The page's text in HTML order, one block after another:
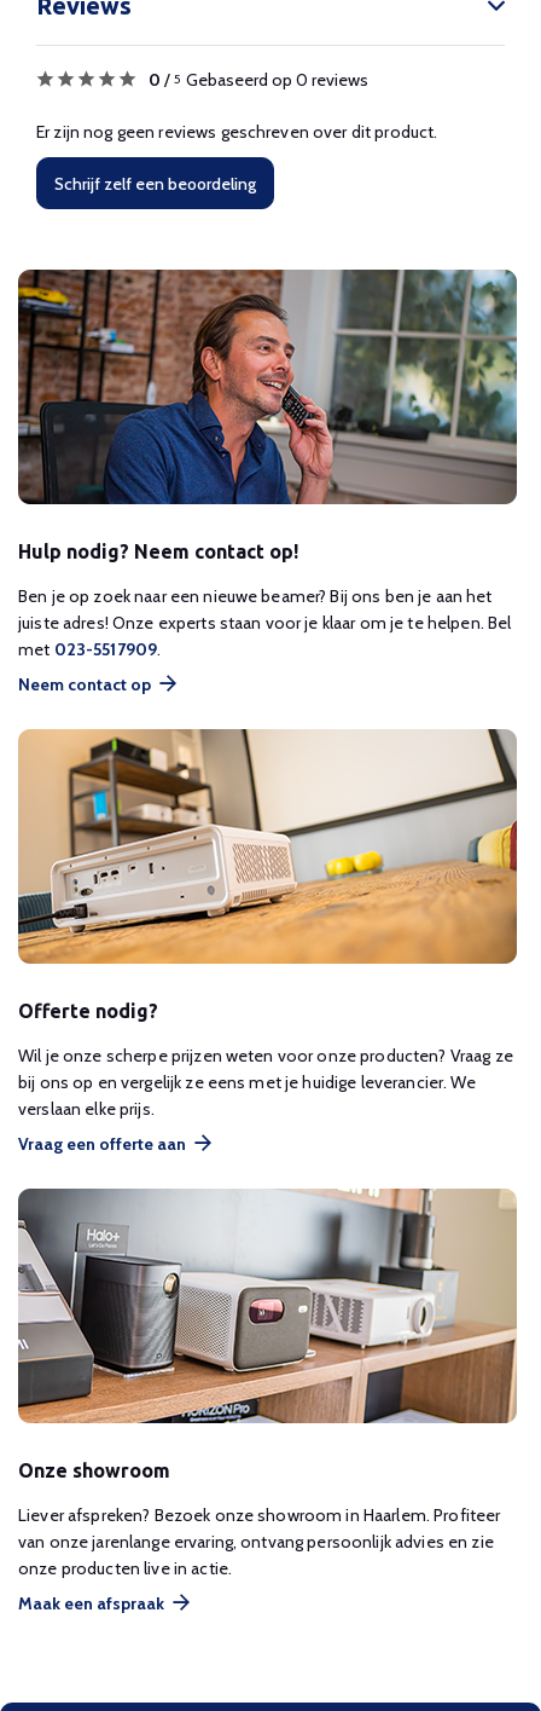
0 / 5 Gebaseerd op 0 reviews
Er zijn nog geen reviews geschreven over dit product.
Schrijf zelf een beoordeling
Hulp nodig? Neem contact op!
Ben je op zoek naar een nieuwe beamer? Bij ons ben je aan het
juiste adres! Onze experts staan voor je klaar om je te helpen. Bel
met 023-5517909.
Neem contact op
Offerte nodig?
Wil je onze scherpe prijzen weten voor onze producten? Vraag ze
bij ons op en vergelijk ze eens met je huidige leverancier. We
verslaan elke prijs.
Vraag een offerte aan
Onze showroom
Liever afspreken? Bezoek onze showroom in Haarlem. Profiteer
van onze jarenlange ervaring, ontvang persoonlijk advies en zie
onze producten live in actie.
Maak een afspraak